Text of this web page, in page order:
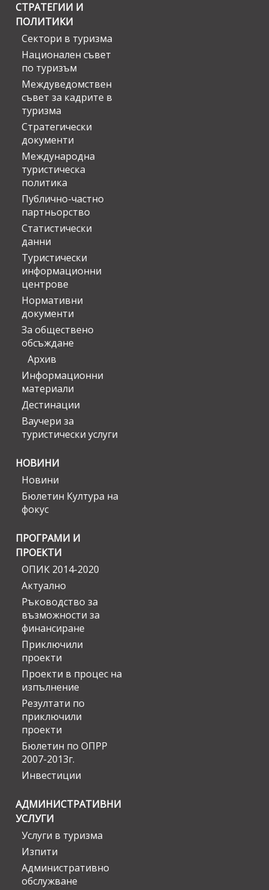
СТРАТЕГИИ И
ПОЛИТИКИ
Сектори в туризма
Национален съвет
по туризъм
Междуведомствен
съвет за кадрите в
туризма
Стратегически
документи
Международна
туристическа
политика
Публично-частно
партньорство
Статистически
данни
Туристически
информационни
центрове
Нормативни
документи
За обществено
обсъждане
Архив
Информационни
материали
Дестинации
Ваучери за
туристически услуги
НОВИНИ
Новини
Бюлетин Култура на
фокус
ПРОГРАМИ И
ПРОЕКТИ
ОПИК 2014-2020
Актуално
Ръководство за
възможности за
финансиране
Приключили
проекти
Проекти в процес на
изпълнение
Резултати по
приключили
проекти
Бюлетин по ОПРР
2007-2013г.
Инвестиции
АДМИНИСТРАТИВНИ
УСЛУГИ
Услуги в туризма
Изпити
Административно
обслужване